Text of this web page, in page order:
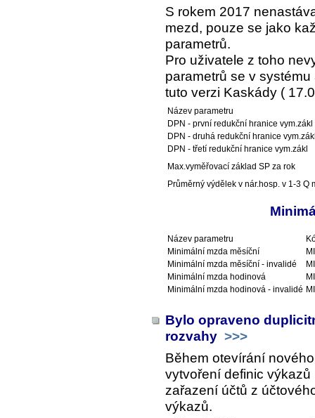
S rokem 2017
mezd, pouze se jako
parametrů.
Pro uživatele z toho
parametrů se v
tuto verzi Kaskády (
Název parametru
DPN - první redukční hranice vym.zákl
DPN - druhá redukční hranice
DPN - třetí redukční hranice vym.zákl
Max.vyměřovací základ SP za rok
Průměrný výdělek v nár.hosp. v 1-3 Q
Název parametru
Minimální mzda měsíční
Minimální mzda měsíční - invalidé
Minimální mzda hodinová
Minimální mzda hodinová - invalidé
Bylo opraveno
rozvahy >>>
Během otevírání
vytvoření definic
zařazení účtů z
výkazů.